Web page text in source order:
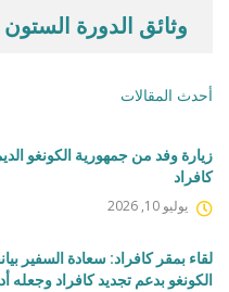
وثائق الدورة
أحدث المقالات
زيارة وفد من جمهورية الكونغو
كافراد
يوليو 10, 2026
لقاء بمقر كافراد: سعادة السفير
الكونغو بدعم تجديد كافراد وجعله